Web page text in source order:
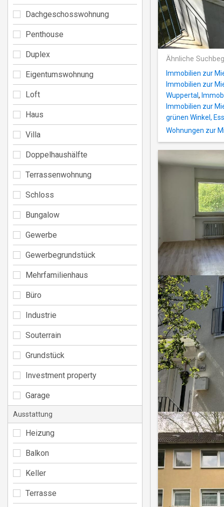
Ähnliche
Immobilien zur
Immobilien zur
Wuppertal ,
Immobilien zur
grünen Winkel,
Wohnungen zur
Dachgeschosswohnung
Penthouse
Duplex
Eigentumswohnung
Loft
Haus
Villa
Doppelhaushälfte
Terrassenwohnung
Schloss
Bungalow
Gewerbe
Gewerbegrundstück
Mehrfamilienhaus
Büro
Industrie
Souterrain
Grundstück
Investment property
Garage
Ausstattung
Heizung
Balkon
Keller
Terrasse